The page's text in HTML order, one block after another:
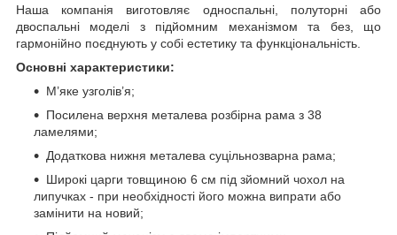
Наша компанія виготовляє односпальні, полуторні або
двоспальні моделі з підйомним механізмом та без, що
гармонійно поєднують у собі естетику та функціональність.
Основні характеристики:
М’яке узголів’я;
Посилена верхня металева розбірна рама з 38
ламелями;
Додаткова нижня металева суцільнозварна рама;
Широкі царги товщиною 6 см під зйомний чохол на
липучках - при необхідності його можна випрати або
замінити на новий;